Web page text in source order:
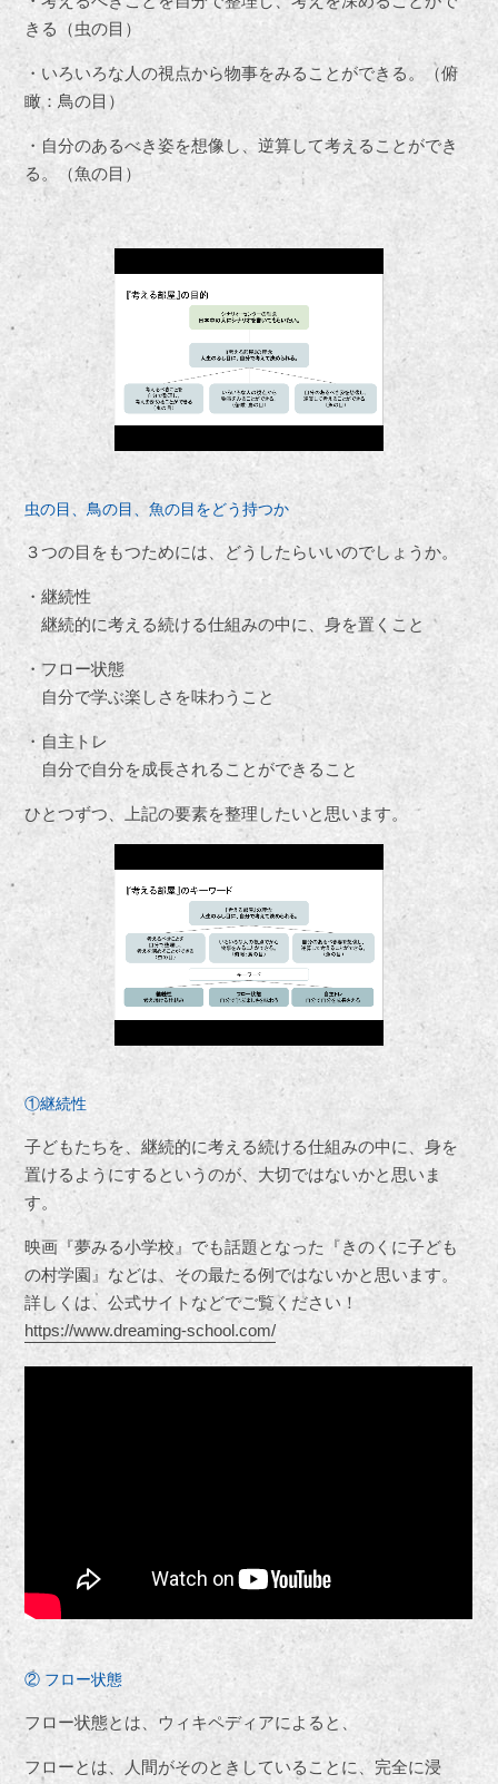
きる
（虫の目）
・ いろいろな人の視点から物事をみることができる。 （俯
瞰：鳥の目）
・ 自分のあるべき姿を想像し、逆算して考えることができ
る。
（魚の目）
虫の目、鳥の目、魚の目をどう持つか
３つの目をもつためには、どうしたらいいのでしょうか。
・継続性
継続的に考える続ける仕組みの中に、身を置くこと
・フロー状態
自分で学ぶ楽しさを味わうこと
・自主トレ
自分で自分を成長されることができること
ひとつずつ、上記の要素を整理したいと思います。
①継続性
子どもたちを、継続的に考える続ける仕組みの中に、身を
置けるようにするというのが、大切ではないかと思いま
す。
映画『夢みる小学校』でも話題となった『きのくに子ども
の村学園』などは、その最たる例ではないかと思います。
詳しくは、公式サイトなどでご覧ください！
https://www.dreaming-school.com/
② フロー状態
フロー状態とは、ウィキペディアによると、
フローとは、人間がそのときしていることに、完全に浸